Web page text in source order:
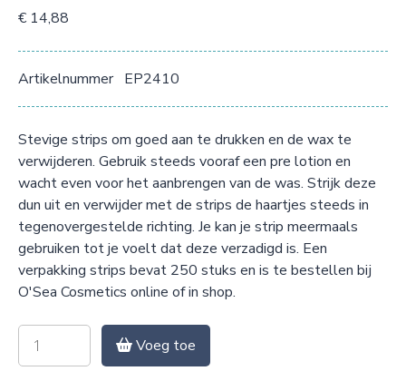
€ 14,88
Artikelnummer EP2410
Stevige strips om goed aan te drukken en de wax te
verwijderen. Gebruik steeds vooraf een pre lotion en
wacht even voor het aanbrengen van de was. Strijk deze
dun uit en verwijder met de strips de haartjes steeds in
tegenovergestelde richting. Je kan je strip meermaals
gebruiken tot je voelt dat deze verzadigd is. Een
verpakking strips bevat 250 stuks en is te bestellen bij
O'Sea Cosmetics online of in shop.
Voeg toe